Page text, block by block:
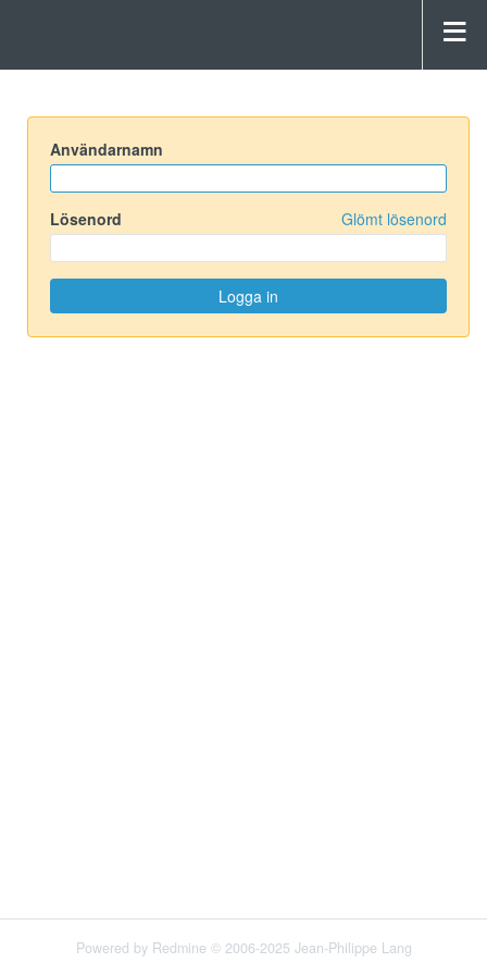
Användarnamn
Lösenord Glömt lösenord
Powered by Redmine © 2006-2025 Jean-Philippe Lang